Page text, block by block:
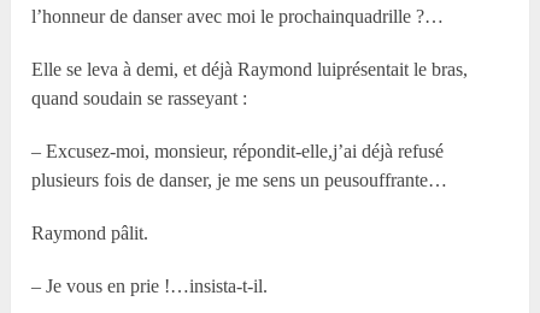
l’honneur de danser avec moi le prochainquadrille ?…
Elle se leva à demi, et déjà Raymond luiprésentait le bras,
quand soudain se rasseyant :
– Excusez-moi, monsieur, répondit-elle,j’ai déjà refusé
plusieurs fois de danser, je me sens un peusouffrante…
Raymond pâlit.
– Je vous en prie !…insista-t-il.